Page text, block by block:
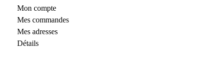
Mon compte
Mes commandes
Mes adresses
Détails